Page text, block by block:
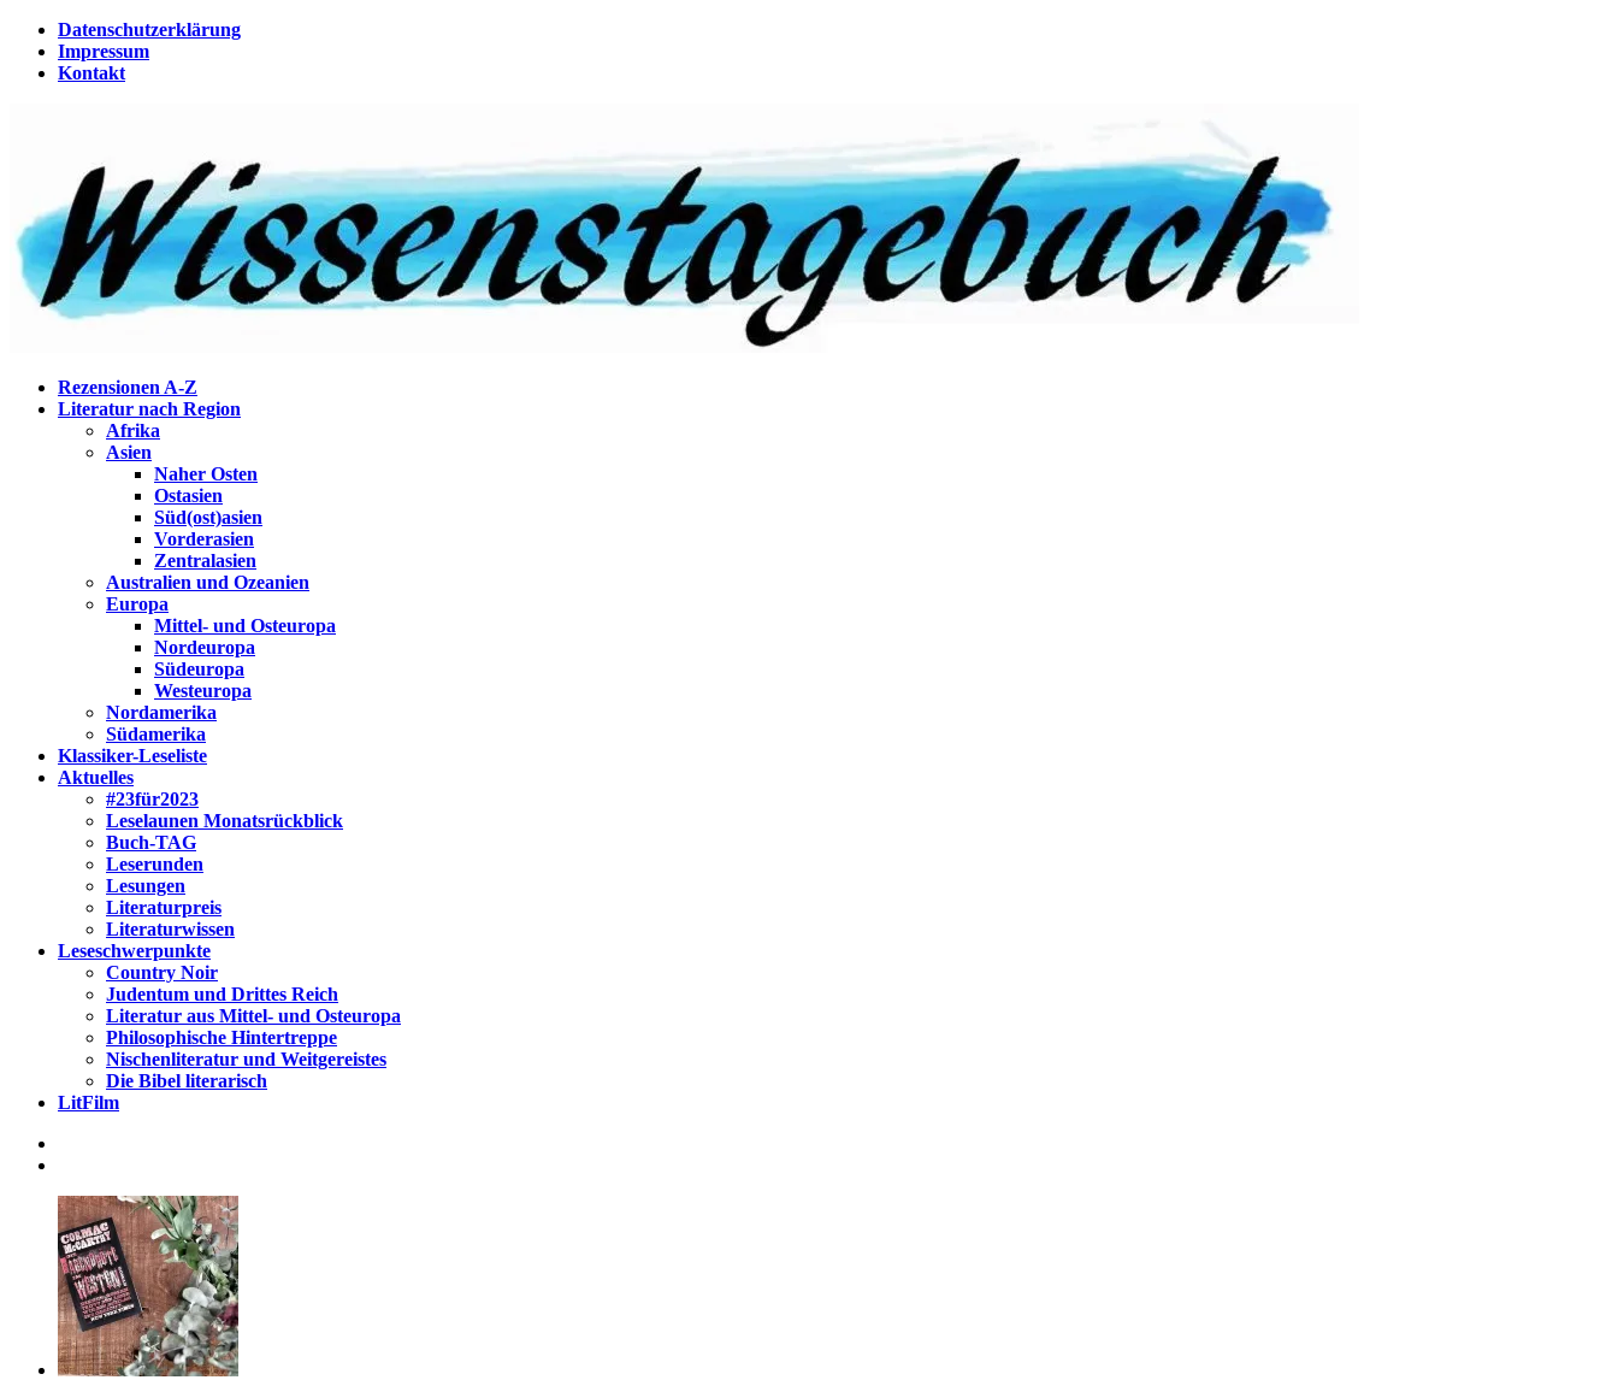
Zum
Inhalt
springen
Datenschutzerklärung
Impressum
Kontakt
Wissenstagebuch
Eine Gabel für die Suppe der Weisheit
Rezensionen A-Z
Literatur nach Region
Afrika
Asien
Naher Osten
Ostasien
Süd(ost)asien
Vorderasien
Zentralasien
Australien und Ozeanien
Europa
Mittel- und Osteuropa
Nordeuropa
Südeuropa
Westeuropa
Nordamerika
Südamerika
Klassiker-Leseliste
Aktuelles
#23für2023
Leselaunen Monatsrückblick
Buch-TAG
Leserunden
Lesungen
Literaturpreis
Literaturwissen
Leseschwerpunkte
Country Noir
Judentum und Drittes Reich
Literatur aus Mittel- und Osteuropa
Philosophische Hintertreppe
Nischenliteratur und Weitgereistes
Die Bibel literarisch
LitFilm